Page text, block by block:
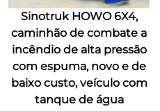
Sinotruk HOWO 6X4,
caminhão de combate a
incêndio de alta pressão
com espuma, novo e de
baixo custo, veículo com
tanque de água